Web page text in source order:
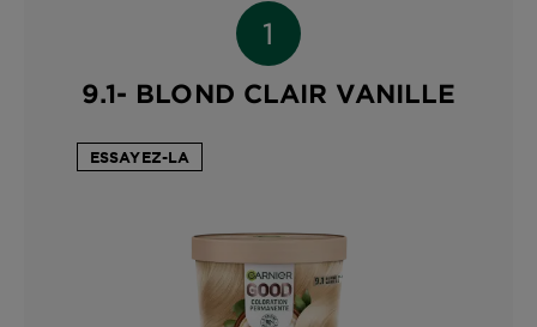
9.1- BLOND CLAIR VANILLE
ESSAYEZ-LA